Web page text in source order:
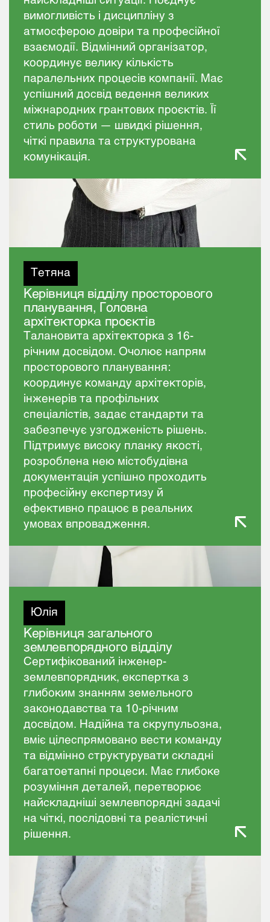
вимогливість і дисципліну з
атмосферою довіри та професійної
взаємодії. Відмінний організатор,
координує велику кількість
паралельних процесів компанії. Має
успішний досвід ведення великих
міжнародних грантових проєктів. Її
стиль роботи — швидкі рішення,
чіткі правила та структурована
комунікація.
Тетяна
Керівниця відділу просторового
планування, Головна
архітекторка проєктів
Талановита архітекторка з 16-
річним досвідом. Очолює напрям
просторового планування:
координує команду архітекторів,
інженерів та профільних
спеціалістів, задає стандарти та
забезпечує узгодженість рішень.
Підтримує високу планку якості,
розроблена нею містобудівна
документація успішно проходить
професійну експертизу й
ефективно працює в реальних
умовах впровадження.
Юлія
Керівниця загального
землевпорядного відділу
Сертифікований інженер-
землевпорядник, експертка з
глибоким знанням земельного
законодавства та 10-річним
досвідом. Надійна та скрупульозна,
вміє цілеспрямовано вести команду
та відмінно структурувати складні
багатоетапні процеси. Має глибоке
розуміння деталей, перетворює
найскладніші землевпорядні задачі
на чіткі, послідовні та реалістичні
рішення.